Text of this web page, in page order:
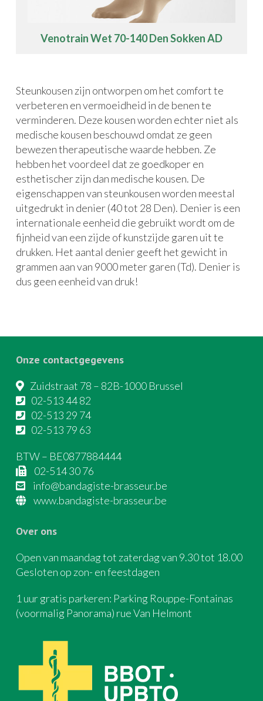
Venotrain Wet 70-140 Den Sokken AD
Steunkousen zijn ontworpen om het comfort te
verbeteren en vermoeidheid in de benen te
verminderen. Deze kousen worden echter niet als
medische kousen beschouwd omdat ze geen
bewezen therapeutische waarde hebben. Ze
hebben het voordeel dat ze goedkoper en
esthetischer zijn dan medische kousen. De
eigenschappen van steunkousen worden meestal
uitgedrukt in denier (40 tot 28 Den). Denier is een
internationale eenheid die gebruikt wordt om de
fijnheid van een zijde of kunstzijde garen uit te
drukken. Het aantal denier geeft het gewicht in
grammen aan van 9000 meter garen (Td). Denier is
dus geen eenheid van druk!
Onze contactgegevens
Zuidstraat 78 – 82B-1000 Brussel
02-513 44 82
02-513 29 74
02-513 79 63
BTW – BE0877884444
02-514 30 76
info@bandagiste-brasseur.be
www.bandagiste-brasseur.be
Over ons
Open van maandag tot zaterdag van 9.30 tot 18.00
Gesloten op zon- en feestdagen
1 uur gratis parkeren: Parking Rouppe-Fontainas
(voormalig Panorama) rue Van Helmont